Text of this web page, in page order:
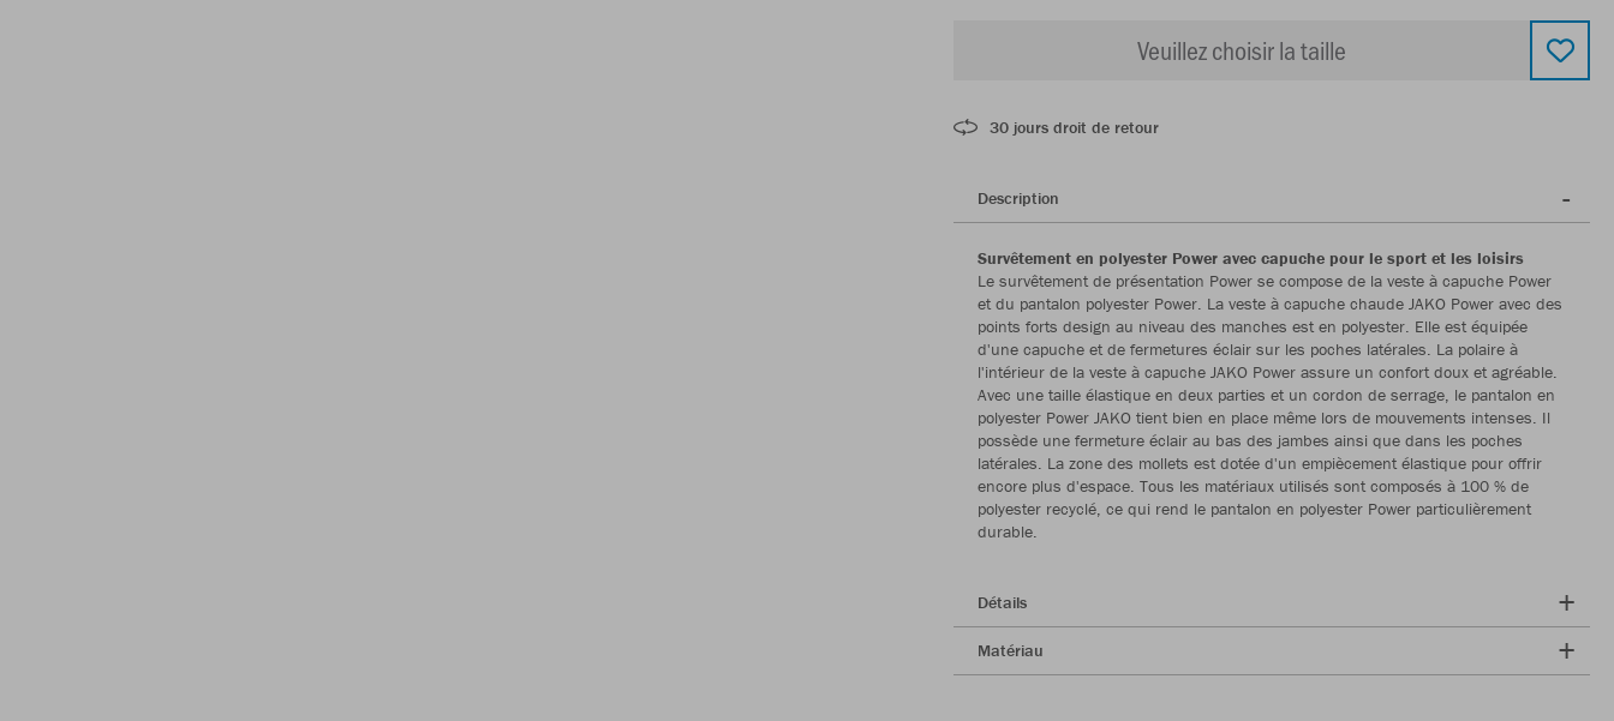
Veuillez choisir la taille
30 jours droit de retour
Description
Survêtement en polyester Power avec capuche pour le sport et les loisirs
Le survêtement de présentation Power se compose de la veste à capuche Power
et du pantalon polyester Power. La veste à capuche chaude JAKO Power avec des
points forts design au niveau des manches est en polyester. Elle est équipée
d'une capuche et de fermetures éclair sur les poches latérales. La polaire à
l'intérieur de la veste à capuche JAKO Power assure un confort doux et agréable.
Avec une taille élastique en deux parties et un cordon de serrage, le pantalon en
polyester Power JAKO tient bien en place même lors de mouvements intenses. Il
possède une fermeture éclair au bas des jambes ainsi que dans les poches
latérales. La zone des mollets est dotée d'un empiècement élastique pour offrir
encore plus d'espace. Tous les matériaux utilisés sont composés à 100 % de
polyester recyclé, ce qui rend le pantalon en polyester Power particulièrement
durable.
Détails
Matériau